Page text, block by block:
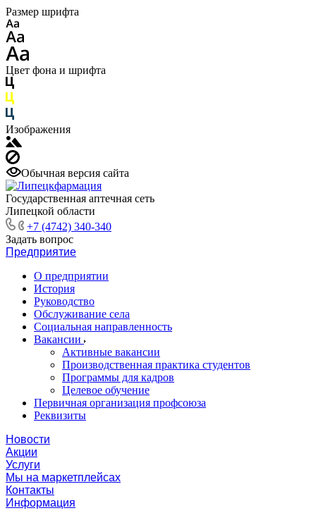
Размер шрифта
Цвет фона и шрифта
Изображения
Обычная версия сайта
Государственная аптечная сеть
Липецкой области
+7 (4742) 340-340
Задать вопрос
Предприятие
О предприятии
История
Руководство
Обслуживание села
Социальная направленность
Вакансии
Активные вакансии
Производственная практика студентов
Программы для кадров
Целевое обучение
Первичная организация профсоюза
Реквизиты
Новости
Акции
Услуги
Мы на маркетплейсах
Контакты
Информация